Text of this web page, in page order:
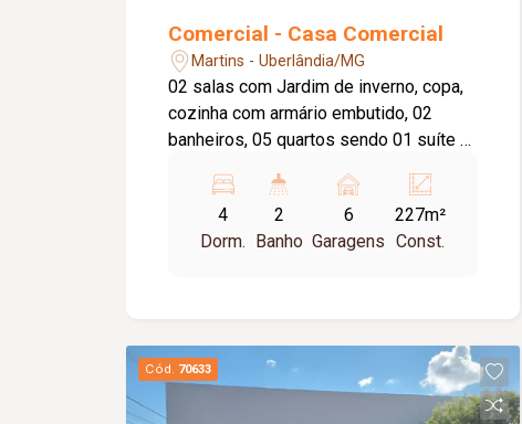
Comercial - Casa Comercial
Martins - Uberlândia/MG
02 salas com Jardim de inverno, copa,
cozinha com armário embutido, 02
banheiros, 05 quartos sendo 01 suíte e
vagas de garagem. Piso de cerâmica e
forro de laje.
4
Dorm.
2
Banho
6
Garagens
227m²
Const.
Cód. 70633